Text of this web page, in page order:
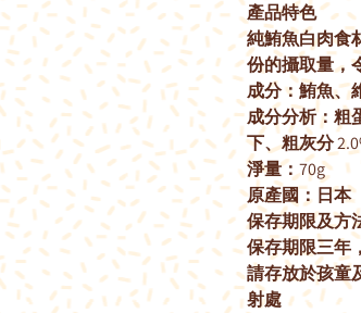
產品特色
純鮪魚白肉食
份的攝取量，
成分：鮪魚、
成分分析：粗
下、粗灰分
淨量：70g
原產國：日本
保存期限及方
保存期限三年
請存放於孩童
射處